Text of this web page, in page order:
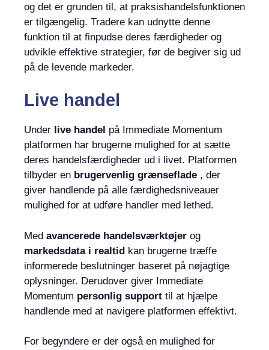
og det er grunden til, at praksishandelsfunktionen
er tilgængelig. Tradere kan udnytte denne
funktion til at finpudse deres færdigheder og
udvikle effektive strategier, før de begiver sig ud
på de levende markeder.
Live handel
Under live handel på Immediate Momentum
platformen har brugerne mulighed for at sætte
deres handelsfærdigheder ud i livet. Platformen
tilbyder en brugervenlig grænseflade , der
giver handlende på alle færdighedsniveauer
mulighed for at udføre handler med lethed.
Med avancerede handelsværktøjer og
markedsdata i realtid kan brugerne træffe
informerede beslutninger baseret på nøjagtige
oplysninger. Derudover giver Immediate
Momentum personlig support til at hjælpe
handlende med at navigere platformen effektivt.
For begyndere er der også en mulighed for